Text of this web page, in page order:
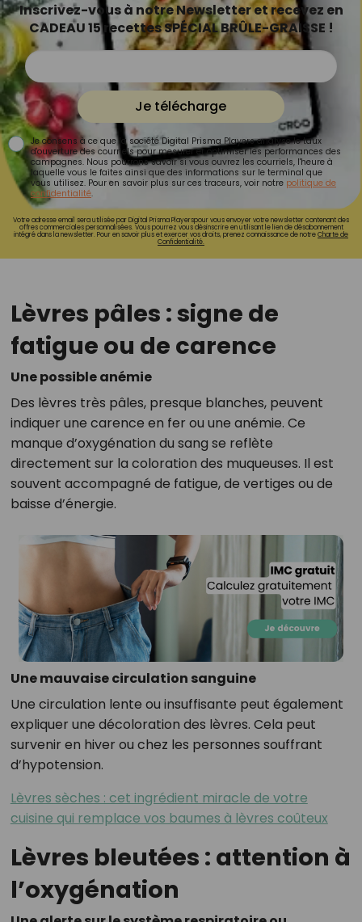
Inscrivez-vous à notre Newsletter et recevez en
CADEAU 15 recettes SPÉCIAL BRÛLE-GRAISSE !
Je télécharge
Je consens à ce que la société Digital Prisma Players analyse le taux
d'ouverture des courriels pour mesurer et optimiser les performances des
campagnes. Nous pourrons savoir si vous ouvrez les courriels, l'heure à
laquelle vous le faites ainsi que des informations sur le terminal que
vous utilisez. Pour en savoir plus sur ces traceurs, voir notre politique de
confidentialité.
Votre adresse email sera utilisée par Digital Prisma Playerspour vous envoyer votre newsletter contenant des
offres commerciales personnalisées. Vous pourrez vous désinscrire en utilisant le lien de désabonnement
intégré dans la newsletter. Pour en savoir plus et exercer vos droits, prenez connaissance de notreCharte de
Confidentialité.
Lèvres pâles : signe de
fatigue ou de carence
Une possible anémie
Des lèvres très pâles, presque blanches, peuvent
indiquer une carence en fer ou une anémie. Ce
manque d’oxygénation du sang se reflète
directement sur la coloration des muqueuses. Il est
souvent accompagné de fatigue, de vertiges ou de
baisse d’énergie.
Une mauvaise circulation sanguine
Une circulation lente ou insuffisante peut également
expliquer une décoloration des lèvres. Cela peut
survenir en hiver ou chez les personnes souffrant
d’hypotension.
Lèvres sèches : cet ingrédient miracle de votre
cuisine qui remplace vos baumes à lèvres coûteux
Lèvres bleutées : attention à
l’oxygénation